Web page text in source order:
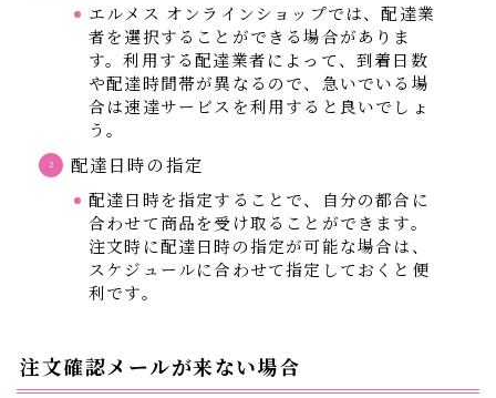
エルメス オンラインショップでは、配達業
者を選択することができる場合がありま
す。利用する配達業者によって、到着日数
や配達時間帯が異なるので、急いでいる場
合は速達サービスを利用すると良いでしょ
う。
配達日時の指定
配達日時を指定することで、自分の都合に
合わせて商品を受け取ることができます。
注文時に配達日時の指定が可能な場合は、
スケジュールに合わせて指定しておくと便
利です。
注文確認メールが来ない場合